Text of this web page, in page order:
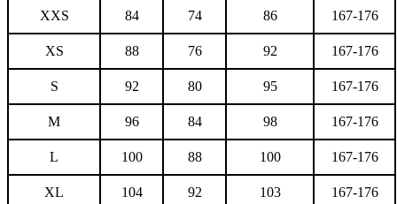
XXS 84 74 86 167-176
XS 88 76 92 167-176
S 92 80 95 167-176
M 96 84 98 167-176
L 100 88 100 167-176
XL 104 92 103 167-176